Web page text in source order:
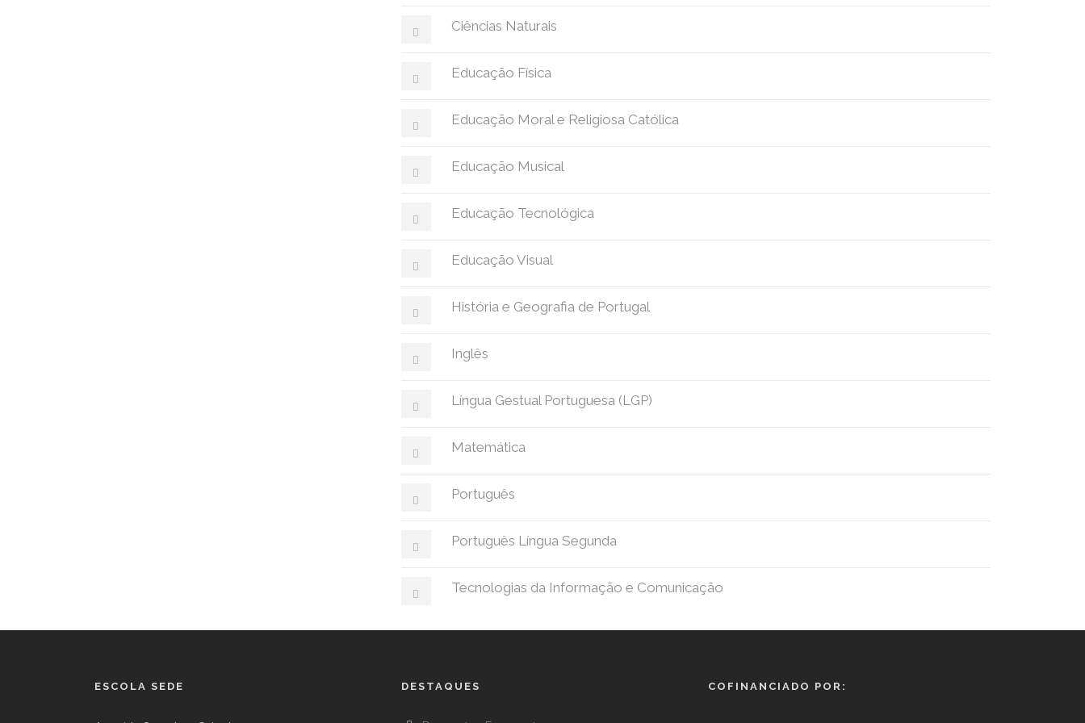
Ciências Naturais
Educação Física
Educação Moral e Religiosa Católica
Educação Musical
Educação Tecnológica
Educação Visual
História e Geografia de Portugal
Inglês
Língua Gestual Portuguesa (LGP)
Matemática
Português
Português Língua Segunda
Tecnologias da Informação e Comunicação
ESCOLA SEDE DESTAQUES COFINANCIADO POR: